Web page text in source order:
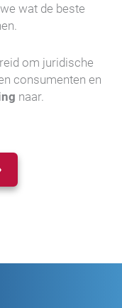
wat de beste
om juridische
consumenten en
naar.